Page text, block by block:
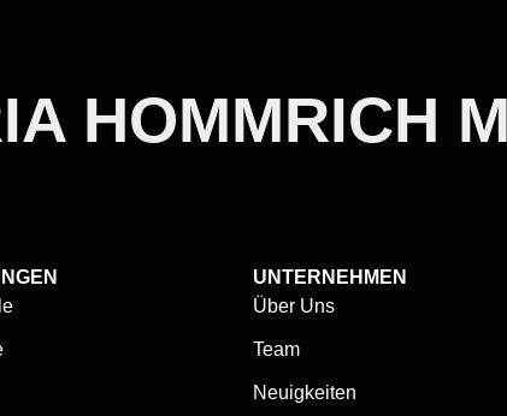
HOMMRICH
UNTERNEHMEN
Über Uns
Team
Neuigkeiten